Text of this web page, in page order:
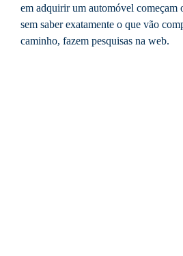
em adquirir um automóvel começam
sem saber exatamente o que vão
caminho, fazem pesquisas na web.